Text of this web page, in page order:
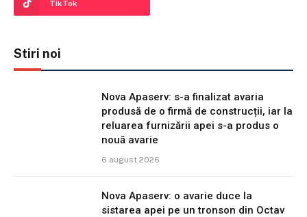
TikTok
Stiri noi
Nova Apaserv: s-a finalizat avaria
produsă de o firmă de construcții, iar la
reluarea furnizării apei s-a produs o
nouă avarie
6 august 2026
Nova Apaserv: o avarie duce la
sistarea apei pe un tronson din Octav